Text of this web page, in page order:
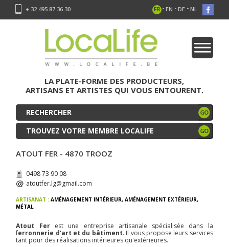
+ 32 495 87 36 30 FR - EN - DE - NL
LA PLATE-FORME DES PRODUCTEURS,
ARTISANS ET ARTISTES QUI VOUS ENTOURENT.
TROUVEZ VOTRE MEMBRE LOCALIFE
ATOUT FER - 4870 TROOZ
0498 73 90 08
atoutfer.lg@gmail.com
ARTISANAT :AMÉNAGEMENT INTÉRIEUR, AMÉNAGEMENT EXTÉRIEUR,
MÉTAL
Atout Ferest une entreprise artisanale spécialisée dans la
ferronnerie d'art et du bâtiment. Il vous propose leurs services
tant pour des réalisations intérieures qu'extérieures.